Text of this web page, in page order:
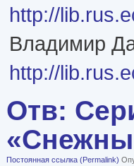
http://
Владимир
http://
Отв:
Постоянная ссылка (Permalink)